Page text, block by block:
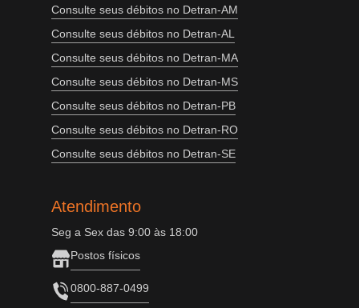
Consulte seus débitos no Detran-AM
Consulte seus débitos no Detran-AL
Consulte seus débitos no Detran-MA
Consulte seus débitos no Detran-MS
Consulte seus débitos no Detran-PB
Consulte seus débitos no Detran-RO
Consulte seus débitos no Detran-SE
Atendimento
Seg a Sex das 9:00 às 18:00
Postos físicos
0800-887-0499